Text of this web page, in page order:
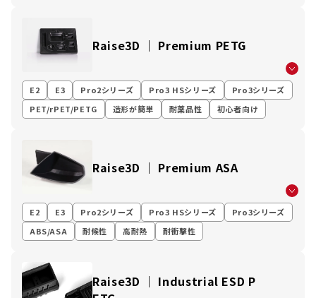
Raise3D ｜ Premium PETG
E2 E3 Pro2シリーズ Pro3 HSシリーズ
Pro3シリーズ
PET/rPET/PETG
造形が簡単 耐薬品性 初心者向け
Raise3D ｜ Premium ASA
E2 E3 Pro2シリーズ Pro3 HSシリーズ
Pro3シリーズ
ABS/ASA
耐候性 高耐熱 耐衝撃性
Raise3D ｜ Industrial ESD P